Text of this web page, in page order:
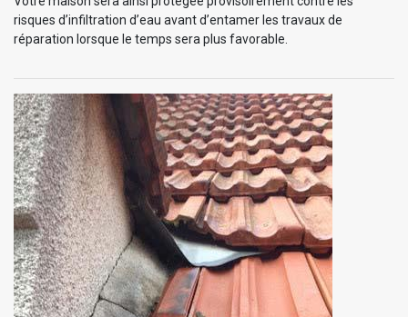
risques d’infiltration d’eau avant d’entamer les travaux de
réparation lorsque le temps sera plus favorable.